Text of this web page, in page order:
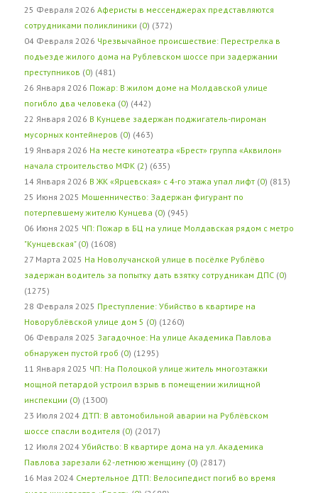
25 Февраля 2026 Аферисты в мессенджерах представляются
сотрудниками поликлиники (0) (372)
04 Февраля 2026 Чрезвычайное происшествие: Перестрелка в
подъезде жилого дома на Рублевском шоссе при задержании
преступников (0) (481)
26 Января 2026 Пожар: В жилом доме на Молдавской улице
погибло два человека (0) (442)
22 Января 2026 В Кунцеве задержан поджигатель-пироман
мусорных контейнеров (0) (463)
19 Января 2026 На месте кинотеатра «Брест» группа «Аквилон»
начала строительство МФК (2) (635)
14 Января 2026 В ЖК «Ярцевская» с 4-го этажа упал лифт (0) (813)
25 Июня 2025 Мошенничество: Задержан фигурант по
потерпевшему жителю Кунцева (0) (945)
06 Июня 2025 ЧП: Пожар в БЦ на улице Молдавская рядом с метро
"Кунцевская" (0) (1608)
27 Марта 2025 На Новолучанской улице в посёлке Рублёво
задержан водитель за попытку дать взятку сотрудникам ДПС (0)
(1275)
28 Февраля 2025 Преступление: Убийство в квартире на
Новорублёвской улице дом 5 (0) (1260)
06 Февраля 2025 Загадочное: На улице Академика Павлова
обнаружен пустой гроб (0) (1295)
11 Января 2025 ЧП: На Полоцкой улице житель многоэтажки
мощной петардой устроил взрыв в помещении жилищной
инспекции (0) (1300)
23 Июля 2024 ДТП: В автомобильной аварии на Рублёвском
шоссе спасли водителя (0) (2017)
12 Июля 2024 Убийство: В квартире дома на ул. Академика
Павлова зарезали 62-летнюю женщину (0) (2817)
16 Мая 2024 Смертельное ДТП: Велосипедист погиб во время